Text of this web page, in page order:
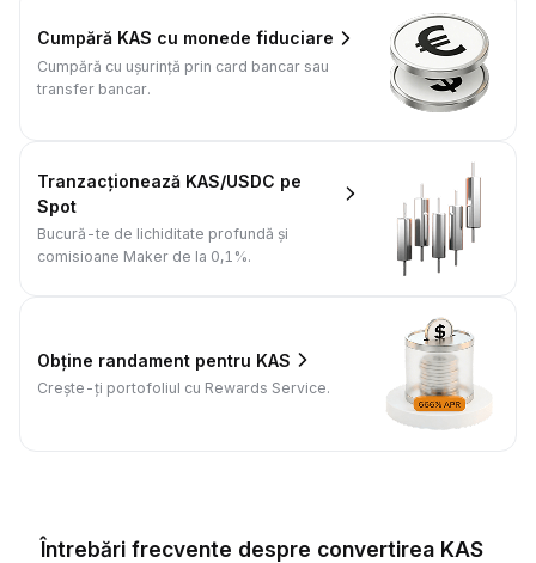
Cumpără KAS cu monede fiduciare
Cumpără cu ușurință prin card bancar sau
transfer bancar.
Tranzacționează KAS/USDC pe
Spot
Bucură-te de lichiditate profundă și
comisioane Maker de la 0,1%.
Obține randament pentru KAS
Crește-ți portofoliul cu Rewards Service.
Întrebări frecvente despre convertirea KAS